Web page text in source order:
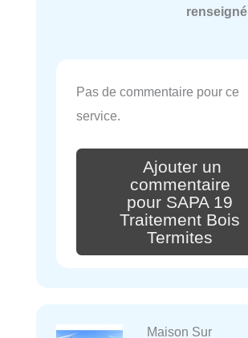
renseigné
Pas de commentaire pour ce
service.
Ajouter un
commentaire
pour SAPA 19
Traitement Bois
Termites
Maison Sur